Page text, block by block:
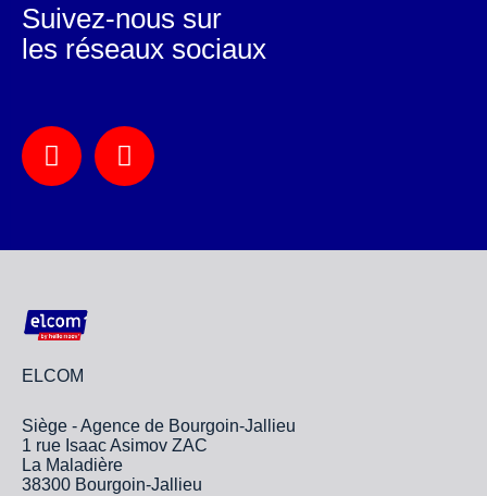
ELCOM
Siège - Agence de Bourgoin-Jallieu
1 rue Isaac Asimov ZAC
La Maladière
38300 Bourgoin-Jallieu
Suivez-nous sur
les réseaux sociaux